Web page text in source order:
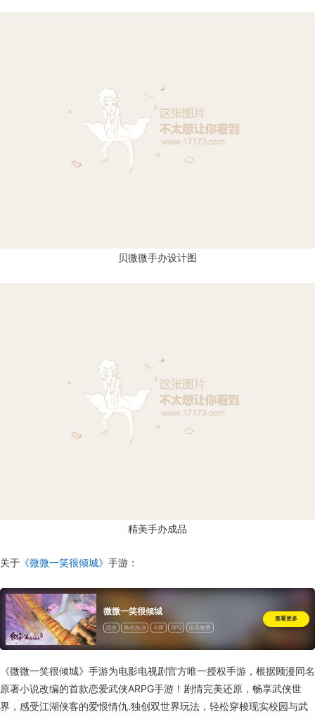
贝微微手办设计图
精美手办成品
关于 《微微一笑很倾城》 手游：
微微一笑很倾城
武侠 角色扮演 卡牌 RPG 道具收费
查看更多
《微微一笑很倾城》手游为电影电视剧官方唯一授权手游，根据顾漫同名
原著小说改编的首款恋爱武侠ARPG手游！剧情完美还原，畅享武侠世
界，感受江湖侠客的爱恨情仇.独创双世界玩法，轻松穿梭现实校园与武